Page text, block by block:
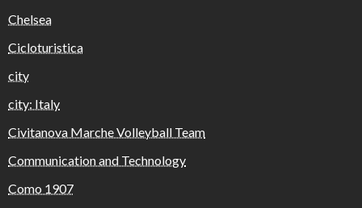
Chelsea
Cicloturistica
city
city: Italy
Civitanova Marche Volleyball Team
Communication and Technology
Como 1907